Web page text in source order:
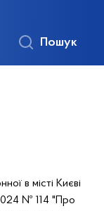
Пошук
в місті Києві
№ 114 "Про